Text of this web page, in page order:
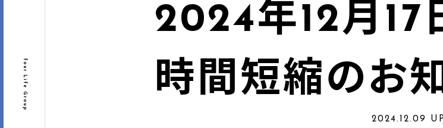
four Life Group
2024年12月
時間短縮のお
2024.12.09